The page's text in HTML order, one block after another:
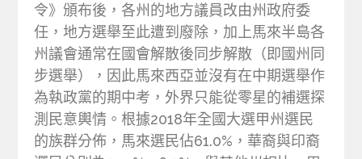
令》頒布後，各州的地方議員改由州政府委
任，地方選舉至此遭到廢除，加上馬來半島各
州議會通常在國會解散後同步解散（即國州同
步選舉），因此馬來西亞並沒有在中期選舉作
為執政黨的期中考，外界只能從零星的補選探
測民意輿情。根據2018年全國大選甲州選民
的族群分佈，馬來選民佔61.0%，華裔與印裔